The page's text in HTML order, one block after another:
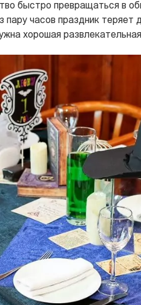
быстро превращаться в
пару часов праздник теряет
хорошая